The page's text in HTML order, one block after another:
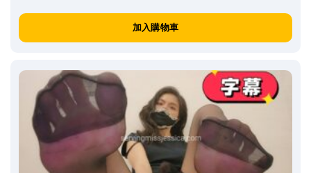
加入購物車